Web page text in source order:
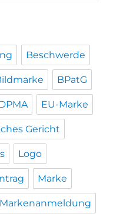
Beschwerde
BPatG
EU-Marke
Gericht
Logo
Marke
Markenanmeldung